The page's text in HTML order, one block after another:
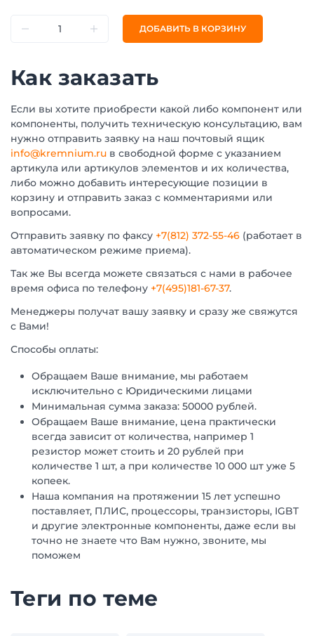
ДОБАВИТЬ В КОРЗИНУ
Как заказать
Если вы хотите приобрести какой либо компонент или
компоненты, получить техническую консультацию, вам
нужно отправить заявку на наш почтовый ящик
info@kremnium.ru в свободной форме с указанием
артикула или артикулов элементов и их количества,
либо можно добавить интересующие позиции в
корзину и отправить заказ с комментариями или
вопросами.
Отправить заявку по факсу +7(812) 372-55-46 (работает в
автоматическом режиме приема).
Так же Вы всегда можете связаться с нами в рабочее
время офиса по телефону +7(495)181-67-37.
Менеджеры получат вашу заявку и сразу же свяжутся
с Вами!
Способы оплаты:
Обращаем Ваше внимание, мы работаем
исключительно с Юридическими лицами
Минимальная сумма заказа: 50000 рублей.
Обращаем Ваше внимание, цена практически
всегда зависит от количества, например 1
резистор может стоить и 20 рублей при
количестве 1 шт, а при количестве 10 000 шт уже 5
копеек.
Наша компания на протяжении 15 лет успешно
поставляет, ПЛИС, процессоры, транзисторы, IGBT
и другие электронные компоненты, даже если вы
точно не знаете что Вам нужно, звоните, мы
поможем
Теги по теме